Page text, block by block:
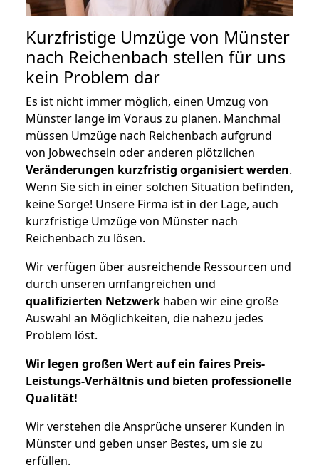
Kurzfristige Umzüge von Münster
nach Reichenbach stellen für uns
kein Problem dar
Es ist nicht immer möglich, einen Umzug von
Münster lange im Voraus zu planen. Manchmal
müssen Umzüge nach Reichenbach aufgrund
von Jobwechseln oder anderen plötzlichen
Veränderungen kurzfristig organisiert werden.
Wenn Sie sich in einer solchen Situation befinden,
keine Sorge! Unsere Firma ist in der Lage, auch
kurzfristige Umzüge von Münster nach
Reichenbach zu lösen.
Wir verfügen über ausreichende Ressourcen und
durch unseren umfangreichen und
qualifizierten Netzwerk haben wir eine große
Auswahl an Möglichkeiten, die nahezu jedes
Problem löst.
Wir legen großen Wert auf ein faires Preis-
Leistungs-Verhältnis und bieten professionelle
Qualität!
Wir verstehen die Ansprüche unserer Kunden in
Münster und geben unser Bestes, um sie zu
erfüllen.